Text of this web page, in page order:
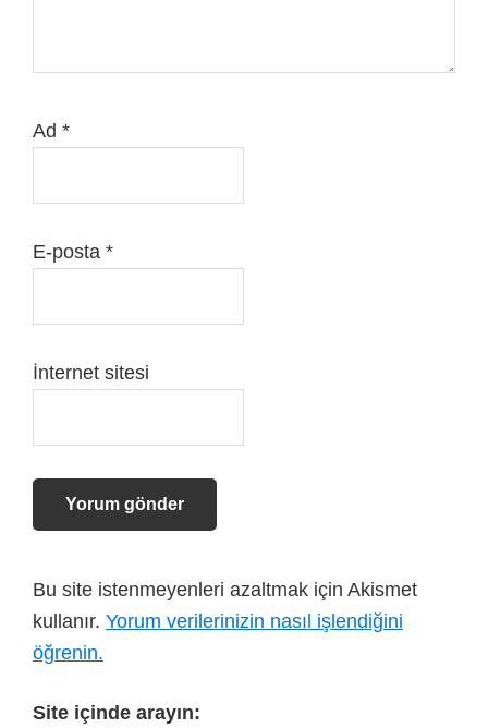
Ad *
E-posta *
İnternet sitesi
Bu site istenmeyenleri azaltmak için Akismet
kullanır. Yorum verilerinizin nasıl işlendiğini
öğrenin.
Site içinde arayın: